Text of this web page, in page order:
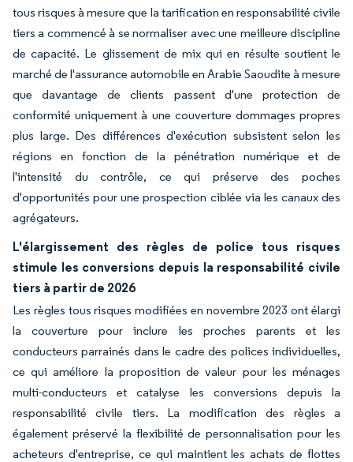
tous risques à mesure que la tarification en responsabilité civile
tiers a commencé à se normaliser avec une meilleure discipline
de capacité. Le glissement de mix qui en résulte soutient le
marché de l'assurance automobile en Arabie Saoudite à mesure
que davantage de clients passent d'une protection de
conformité uniquement à une couverture dommages propres
plus large. Des différences d'exécution subsistent selon les
régions en fonction de la pénétration numérique et de
l'intensité du contrôle, ce qui préserve des poches
d'opportunités pour une prospection ciblée via les canaux des
agrégateurs.
L'élargissement des règles de police tous risques
stimule les conversions depuis la responsabilité civile
tiers à partir de 2026
Les règles tous risques modifiées en novembre 2023 ont élargi
la couverture pour inclure les proches parents et les
conducteurs parrainés dans le cadre des polices individuelles,
ce qui améliore la proposition de valeur pour les ménages
multi-conducteurs et catalyse les conversions depuis la
responsabilité civile tiers. La modification des règles a
également préservé la flexibilité de personnalisation pour les
acheteurs d'entreprise, ce qui maintient les achats de flottes